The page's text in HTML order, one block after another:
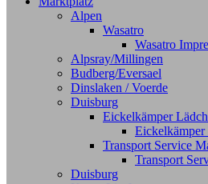
Alpen
Wasatro
Wasatro
Alpsray/Millingen
Budberg/Eversael
Dinslaken / Voerde
Duisburg
Eickelkämper
Eickelkämper
Transport Service
Transport
Duisburg